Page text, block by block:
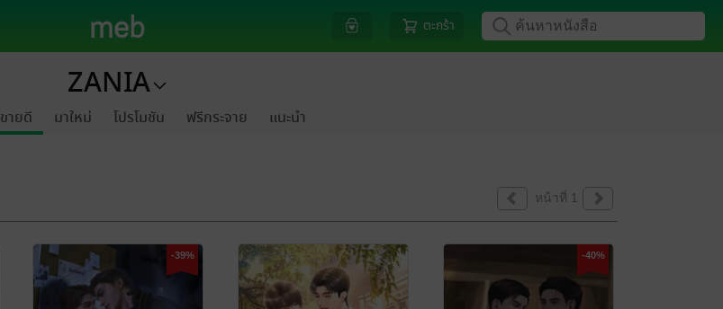
ตะกร้า
ZANIA
ขายดี มาใหม่ โปรโมชัน ฟรีกระจาย แนะนำ
หน้าที่ 1
-39% -40%